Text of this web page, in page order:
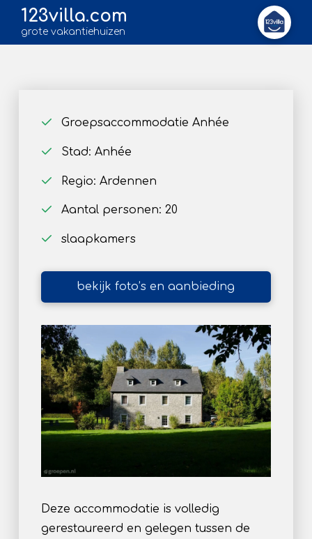
123villa.com
grote vakantiehuizen
Groepsaccommodatie Anhée
Stad: Anhée
Regio: Ardennen
Aantal personen: 20
slaapkamers
bekijk foto’s en aanbieding
Deze accommodatie is volledig
gerestaureerd en gelegen tussen de